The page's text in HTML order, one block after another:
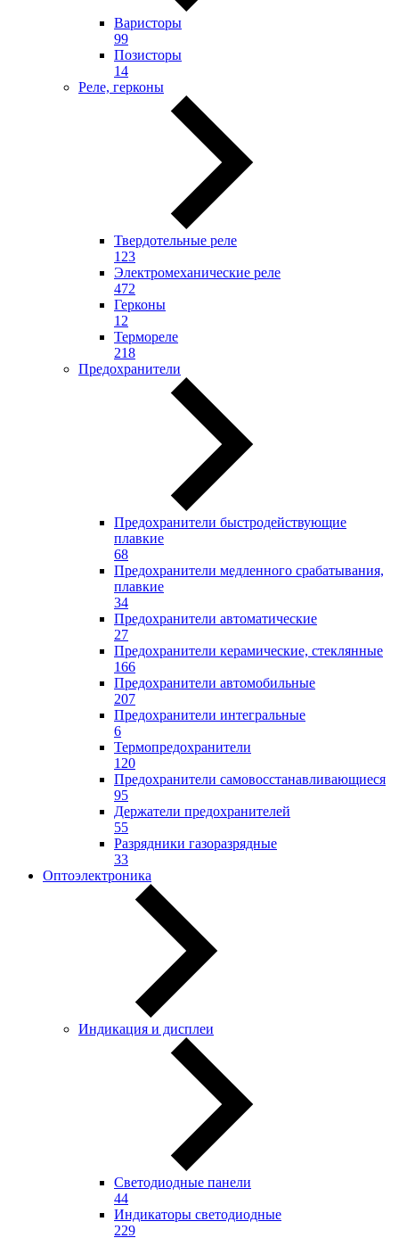
Варисторы
99
Позисторы
14
Реле, герконы
Твердотельные реле
123
Электромеханические реле
472
Герконы
12
Термореле
218
Предохранители
Предохранители быстродействующие
плавкие
68
Предохранители медленного срабатывания,
плавкие
34
Предохранители автоматические
27
Предохранители керамические, стеклянные
166
Предохранители автомобильные
207
Предохранители интегральные
6
Термопредохранители
120
Предохранители самовосстанавливающиеся
95
Держатели предохранителей
55
Разрядники газоразрядные
33
Оптоэлектроника
Индикация и дисплеи
Светодиодные панели
44
Индикаторы светодиодные
229